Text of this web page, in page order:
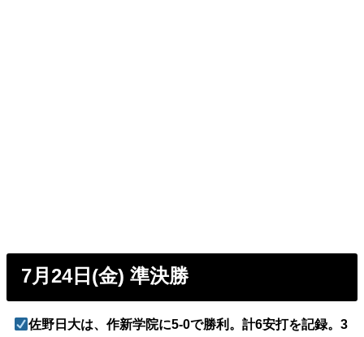
7月24日(金) 準決勝
佐野日大は、作新学院に5-0で勝利。計6安打を記録。3